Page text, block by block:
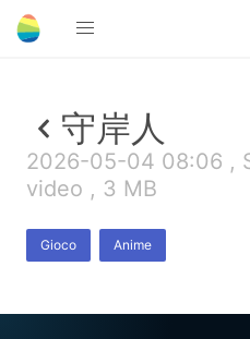
守岸人
2026-05-04 08:06 ,
video , 3 MB
Gioco Anime